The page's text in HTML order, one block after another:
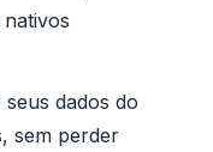
dados do
sem perder